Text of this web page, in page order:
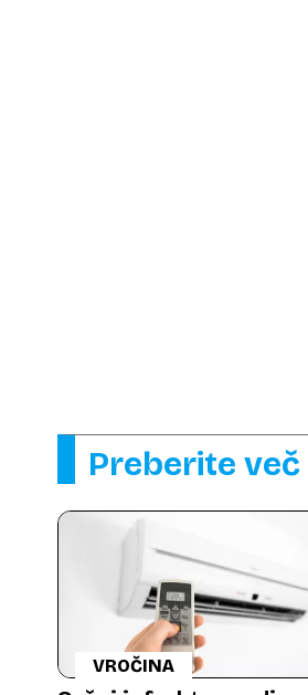
Preberite več
VROČINA